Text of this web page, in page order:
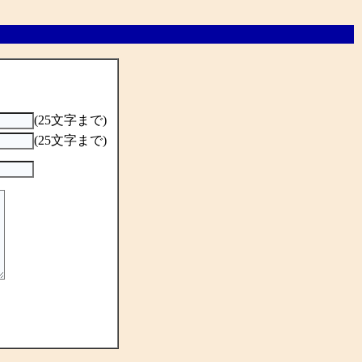
(25文字まで)
(25文字まで)